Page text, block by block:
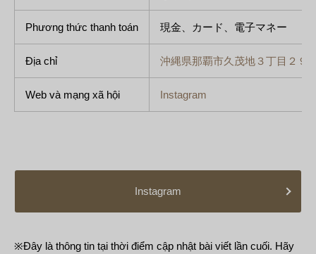
Phương thức thanh toán 現金、カード、電子マネー
Địa chỉ 沖縄県那覇市久茂地３丁目２９
Web và mạng xã hội Instagram
Instagram
※Đây là thông tin tại thời điểm cập nhật bài viết lần cuối. Hãy